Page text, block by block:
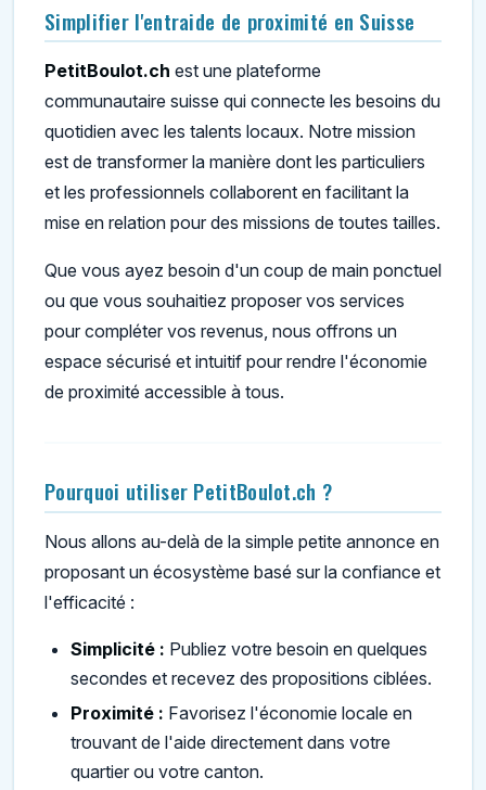
Simplifier l'entraide de proximité en Suisse
PetitBoulot.ch est une plateforme
communautaire suisse qui connecte les besoins du
quotidien avec les talents locaux. Notre mission
est de transformer la manière dont les particuliers
et les professionnels collaborent en facilitant la
mise en relation pour des missions de toutes tailles.
Que vous ayez besoin d'un coup de main ponctuel
ou que vous souhaitiez proposer vos services
pour compléter vos revenus, nous offrons un
espace sécurisé et intuitif pour rendre l'économie
de proximité accessible à tous.
Pourquoi utiliser PetitBoulot.ch ?
Nous allons au-delà de la simple petite annonce en
proposant un écosystème basé sur la confiance et
l'efficacité :
Simplicité : Publiez votre besoin en quelques
secondes et recevez des propositions ciblées.
Proximité : Favorisez l'économie locale en
trouvant de l'aide directement dans votre
quartier ou votre canton.